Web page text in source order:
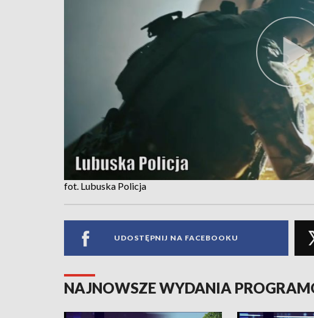
fot. Lubuska Policja
UDOSTĘPNIJ NA FACEBOOKU
NAJNOWSZE WYDANIA